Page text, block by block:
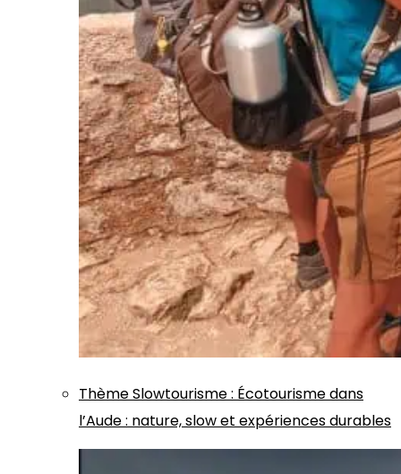
ThèmeSlowtourisme: Écotourisme dans
l’Aude : nature, slow et expériences durables